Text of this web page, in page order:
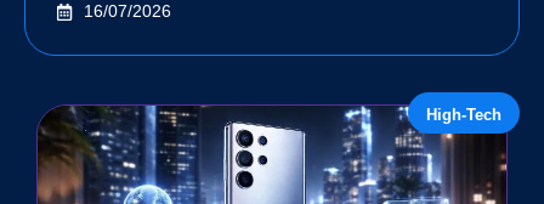
16/07/2026
High-Tech